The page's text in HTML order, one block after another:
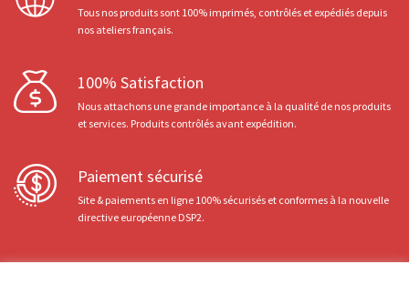
Tous nos produits sont 100% imprimés, contrôlés et expédiés depuis
nos ateliers français.
100% Satisfaction
Nous attachons une grande importance à la qualité de nos produits
et services. Produits contrôlés avant expédition.
Paiement sécurisé
Site & paiements en ligne 100% sécurisés et conformes à la nouvelle
directive européenne DSP2.